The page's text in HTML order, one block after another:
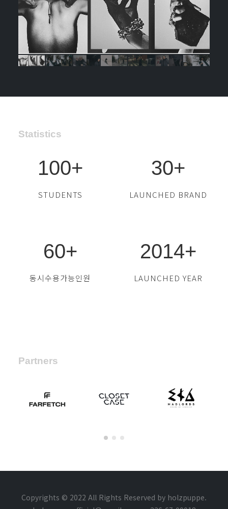
Statistics
100+
STUDENTS
30+
LAUNCHED BRAND
60+
동시수용가능인원
2014+
LAUNCHED YEAR
Partners
Copyrights © 2022 All Rights Reserved by holzpuppe.